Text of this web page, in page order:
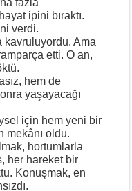
fazla
ipini bıraktı.
verdi.
kavruluyordu. Ama
etti. O an,
hem de
yaşayacağı
için hem yeni bir
mekânı oldu.
hortumlarla
her hareket bir
Konuşmak, en